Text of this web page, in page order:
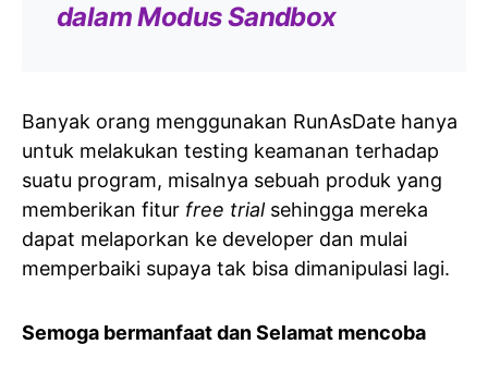
dalam Modus Sandbox
Banyak orang menggunakan RunAsDate hanya
untuk melakukan testing keamanan terhadap
suatu program, misalnya sebuah produk yang
memberikan fitur free trialsehingga mereka
dapat melaporkan ke developer dan mulai
memperbaiki supaya tak bisa dimanipulasi lagi.
Semoga bermanfaat dan Selamat mencoba